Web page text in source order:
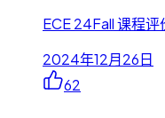
ECE 24Fall 课程评
2024年12月26日
62